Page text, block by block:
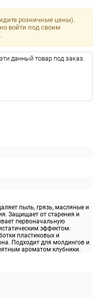
пыль, грязь, масляные и
Защищает от старения и
первоначальную
эффектом.
пластиковых и
Подходит для молдингов и
ароматом клубники.
розничные цены).
войти под своим
данный товар под заказ.